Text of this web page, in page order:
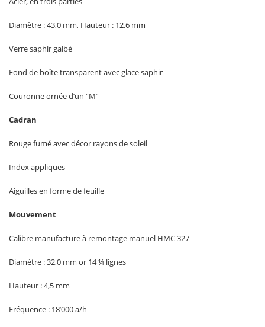
Diamètre : 43,0 mm, Hauteur : 12,6 mm
Verre saphir galbé
Fond de boîte transparent avec glace saphir
Couronne ornée d’un “M”
Cadran
Rouge fumé avec décor rayons de soleil
Index appliques
Aiguilles en forme de feuille
Mouvement
Calibre manufacture à remontage manuel HMC 327
Diamètre : 32,0 mm or 14 ¼ lignes
Hauteur : 4,5 mm
Fréquence : 18’000 a/h